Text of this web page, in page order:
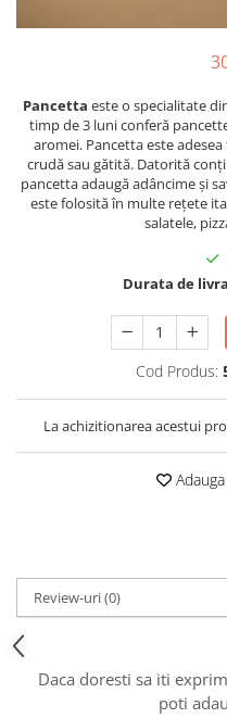
REMEDII NATURISTE
TOATE PRODUSELE
Pancetta este o specialitate
timp de 3 luni conferă
aromei. Pancetta este
crudă sau gătită. Datorită
pancetta adaugă adâncime și
este folosită în multe rețete
salatele,
Durata de
Cod Produs:
La achizitionarea acestui
Review-uri(0)
Daca doresti sa iti
poti